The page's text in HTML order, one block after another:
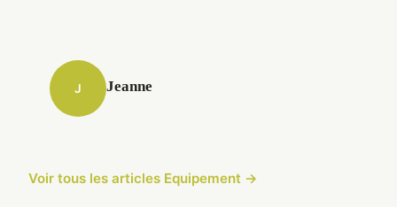
J Jeanne
Voir tous les articles Equipement →